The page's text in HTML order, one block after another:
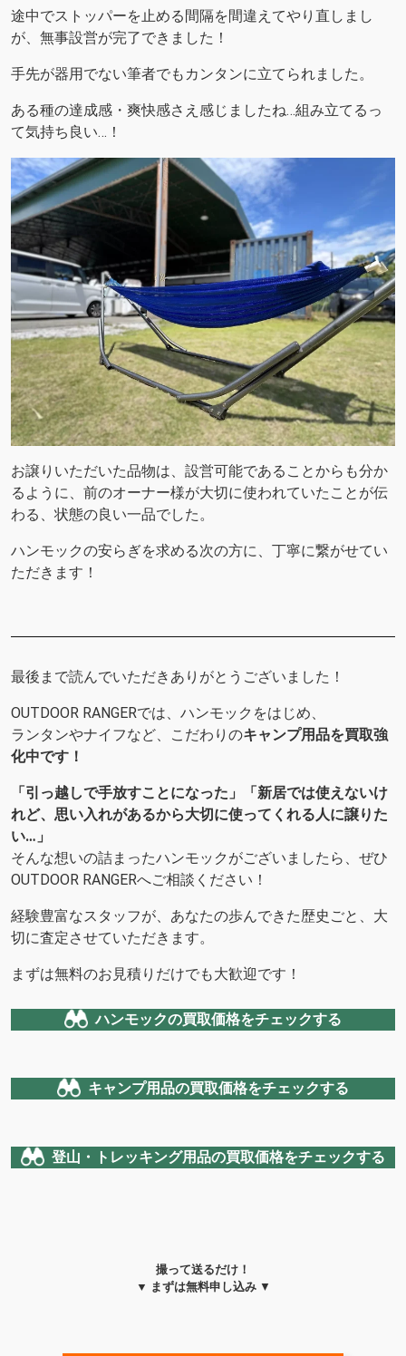
途中でストッパーを止める間隔を間違えてやり直しまし
が、無事設営が完了できました！
手先が器用でない筆者でもカンタンに立てられました。
ある種の達成感・爽快感さえ感じましたね…組み立てるっ
て気持ち良い…！
お譲りいただいた品物は、設営可能であることからも分か
るように、前のオーナー様が大切に使われていたことが伝
わる、状態の良い一品でした。
ハンモックの安らぎを求める次の方に、丁寧に繋がせてい
ただきます！
最後まで読んでいただきありがとうございました！
OUTDOOR RANGERでは、ハンモックをはじめ、
ランタンやナイフなど、こだわりのキャンプ用品を買取強
化中です！
「引っ越しで手放すことになった」「新居では使えないけ
れど、思い入れがあるから大切に使ってくれる人に譲りた
い…」
そんな想いの詰まったハンモックがございましたら、ぜひ
OUTDOOR RANGERへご相談ください！
経験豊富なスタッフが、あなたの歩んできた歴史ごと、大
切に査定させていただきます。
まずは無料のお見積りだけでも大歓迎です！
ハンモックの買取価格をチェックする
キャンプ用品の買取価格をチェックする
登山・トレッキング用品の買取価格をチェックする
撮って送るだけ！
▼ まずは無料申し込み▼